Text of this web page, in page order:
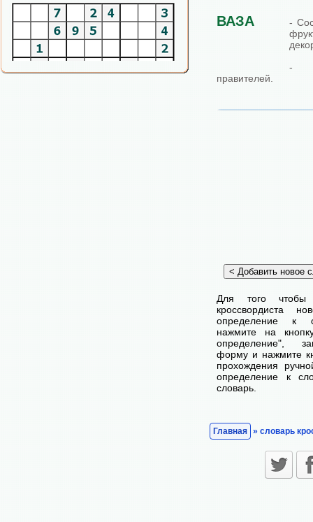
ВАЗА
-
-
правителей.
Для того чтобы
кроссвордиста
определение к
нажмите на
определение",
форму и нажмите
прохождения
определение к
словарь.
Главная » словарь